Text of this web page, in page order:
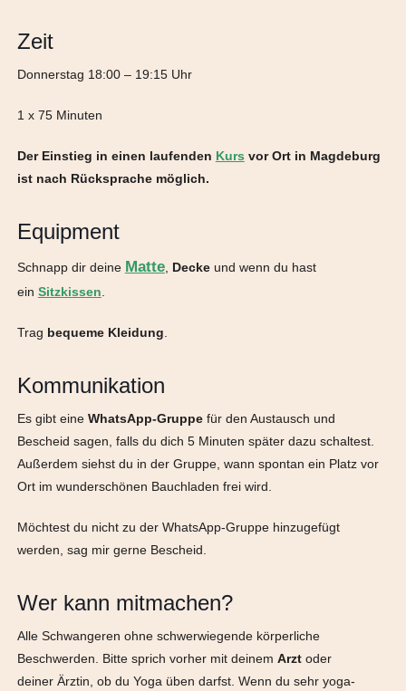
Zeit
Donnerstag 18:00 – 19:15 Uhr
1 x 75 Minuten
Der Einstieg in einen laufenden Kurs vor Ort in Magdeburg
ist nach Rücksprache möglich.
Equipment
Schnapp dir deine Matte, Deckeund wenn du hast
ein Sitzkissen
Trag bequeme Kleidung
Kommunikation
Es gibt eine WhatsApp-Gruppefür den Austausch und
Bescheid sagen, falls du dich 5 Minuten später dazu schaltest.
Außerdem siehst du in der Gruppe, wann spontan ein Platz vor
Ort im wunderschönen Bauchladen frei wird.
Möchtest du nicht zu der WhatsApp-Gruppe hinzugefügt
werden, sag mir gerne Bescheid.
Wer kann mitmachen?
Alle Schwangeren ohne schwerwiegende körperliche
Beschwerden. Bitte sprich vorher mit deinem Arzt oder
deiner Ärztin, ob du Yoga üben darfst. Wenn du sehr yoga-